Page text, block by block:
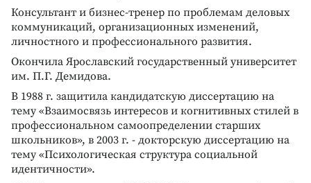
Консультант и бизнес-тренер по проблемам деловых
коммуникаций, организационных изменений,
личностного и профессионального развития.
Окончила Ярославский государственный университет
им. П.Г. Демидова.
В 1988 г. защитила кандидатскую диссертацию на
тему «Взаимосвязь интересов и когнитивных стилей в
профессиональном самоопределении старших
школьников», в 2003 г. - докторскую диссертацию на
тему «Психологическая структура социальной
идентичности».